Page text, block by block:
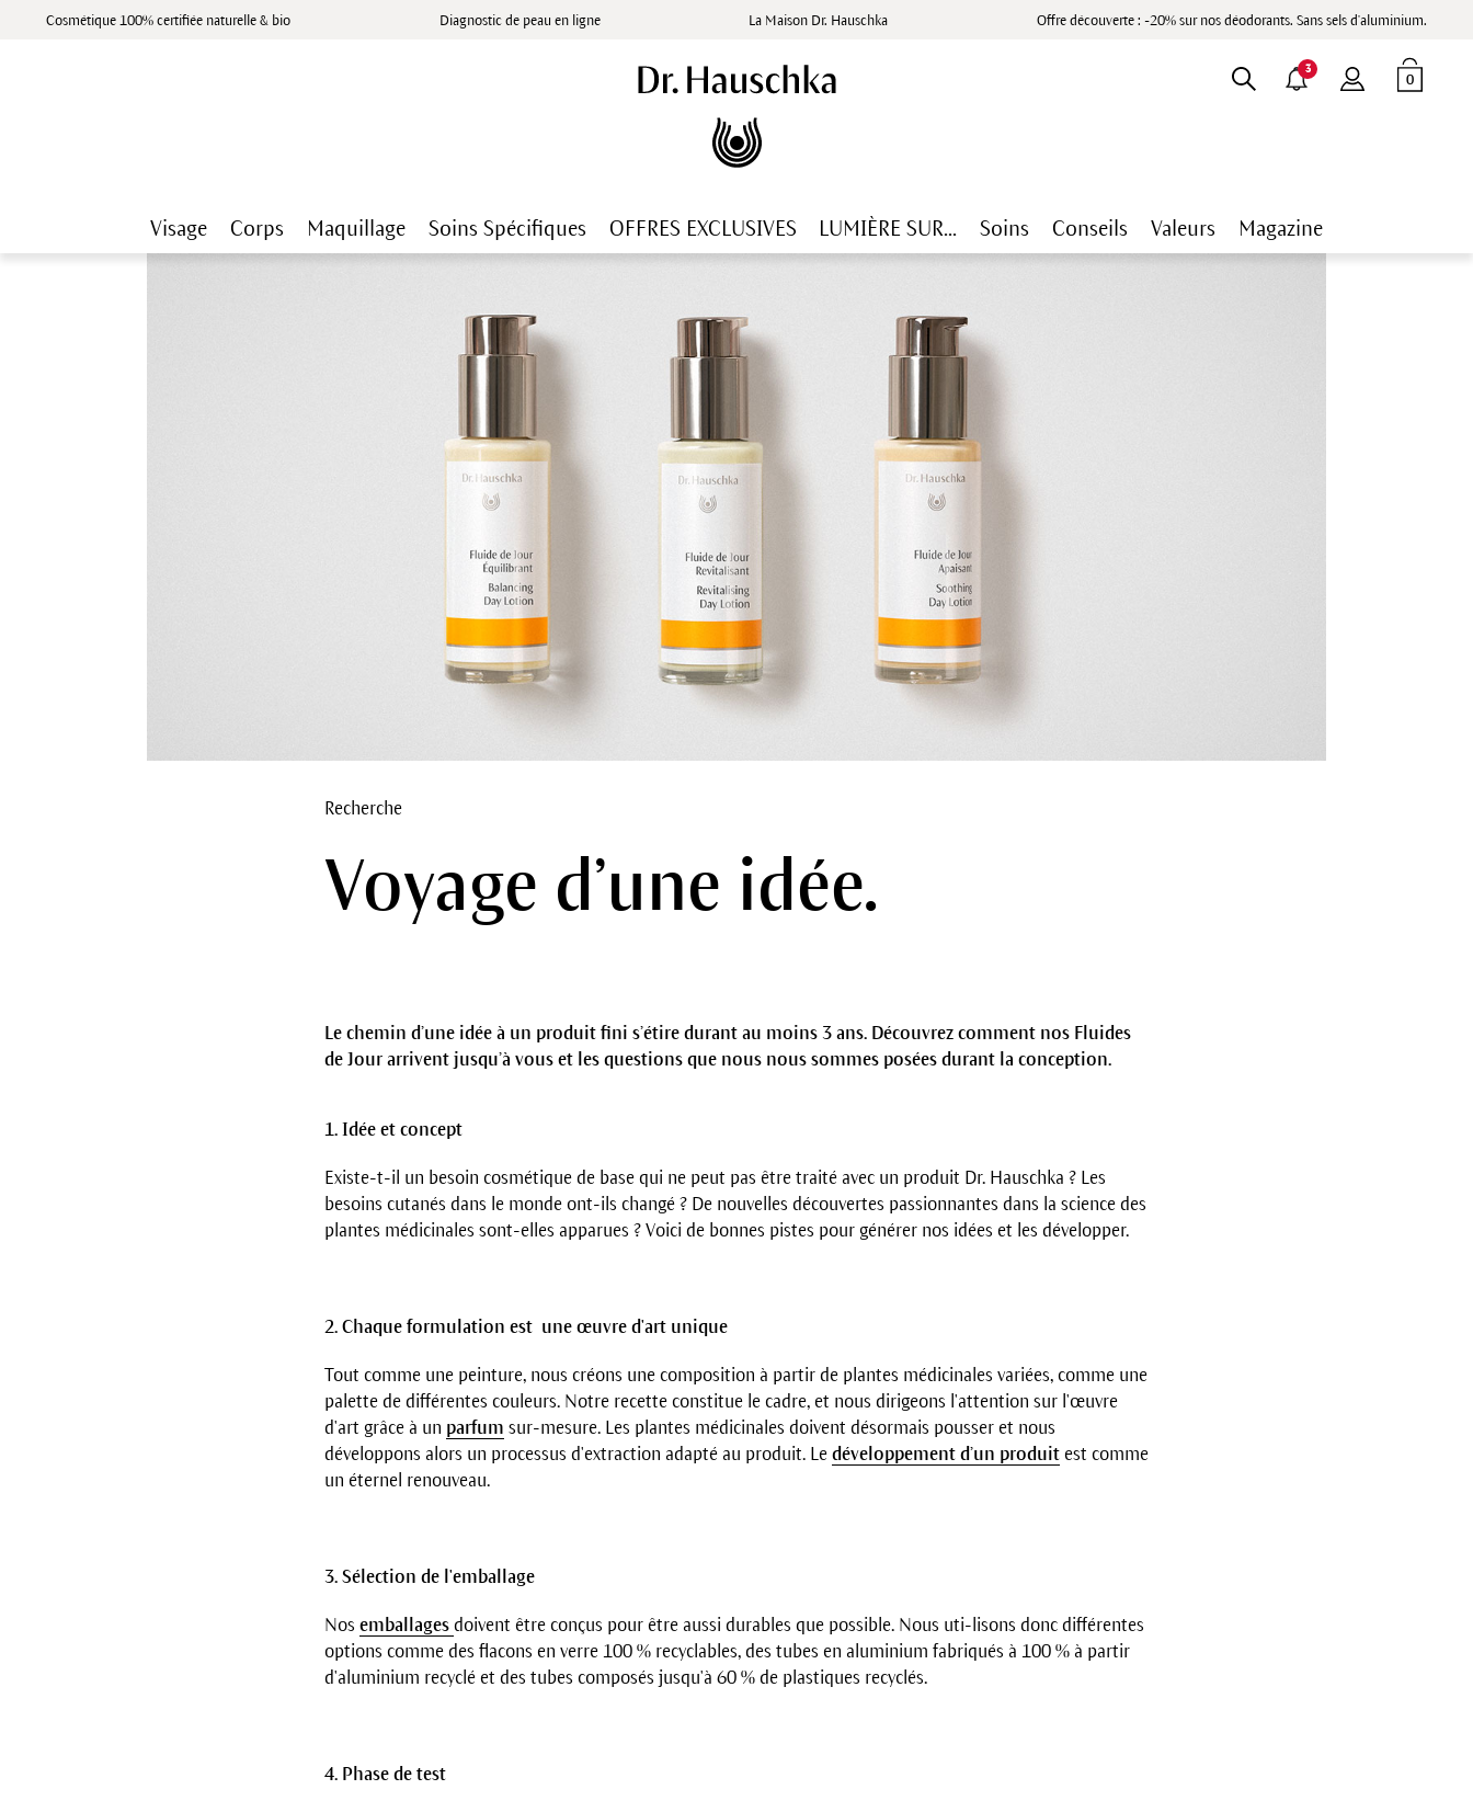
Cosmétique 100% certifiée naturelle & bio Diagnostic de peau en ligne La Maison Dr. Hauschka Offre découverte : -20% sur nos déodorants. Sans sels d'aluminium.
0
3
Visage Corps Maquillage Soins Spécifiques OFFRES EXCLUSIVES LUMIÈRE SUR... Soins Conseils Valeurs Magazine
Recherche
Voyage d’une idée.
Le chemin d’une idée à un produit fini s’étire durant au moins 3 ans. Découvrez comment nos Fluides
de Jour arrivent jusqu’à vous et les questions que nous nous sommes posées durant la conception.
1. Idée et concept
Existe-t-il un besoin cosmétique de base qui ne peut pas être traité avec un produit Dr. Hauschka ? Les
besoins cutanés dans le monde ont-ils changé ? De nouvelles découvertes passionnantes dans la science des
plantes médicinales sont-elles apparues ? Voici de bonnes pistes pour générer nos idées et les développer.
2. Chaque formulation est une œuvre d'art unique
Tout comme une peinture, nous créons une composition à partir de plantes médicinales variées, comme une
palette de différentes couleurs. Notre recette constitue le cadre, et nous dirigeons l'attention sur l'œuvre
d'art grâce à un parfum sur-mesure. Les plantes médicinales doivent désormais pousser et nous
développons alors un processus d'extraction adapté au produit. Le développement d’un produitest comme
un éternel renouveau.
3. Sélection de l'emballage
Nos emballages doivent être conçus pour être aussi durables que possible. Nous uti-lisons donc différentes
options comme des flacons en verre 100 % recyclables, des tubes en aluminium fabriqués à 100 % à partir
d'aluminium recyclé et des tubes composés jusqu'à 60 % de plastiques recyclés.
4. Phase de test